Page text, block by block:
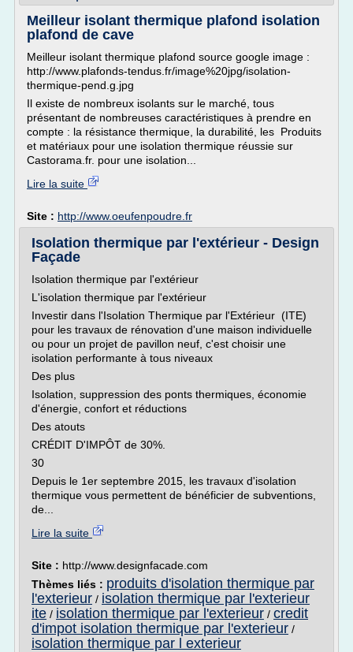
Meilleur isolant thermique plafond isolation
plafond de cave
Meilleur isolant thermique plafond source google image :
http://www.plafonds-tendus.fr/image%20jpg/isolation-
thermique-pend.g.jpg
Il existe de nombreux isolants sur le marché, tous
présentant de nombreuses caractéristiques à prendre en
compte : la résistance thermique, la durabilité, les Produits
et matériaux pour une isolation thermique réussie sur
Castorama.fr. pour une isolation...
Lire la suite
Site : http://www.oeufenpoudre.fr
Isolation thermique par l'extérieur - Design
Façade
Isolation thermique par l'extérieur
L'isolation thermique par l'extérieur
Investir dans l'Isolation Thermique par l'Extérieur (ITE)
pour les travaux de rénovation d'une maison individuelle
ou pour un projet de pavillon neuf, c'est choisir une
isolation performante à tous niveaux
Des plus
Isolation, suppression des ponts thermiques, économie
d'énergie, confort et réductions
Des atouts
CRÉDIT D'IMPÔT de 30%.
30
Depuis le 1er septembre 2015, les travaux d'isolation
thermique vous permettent de bénéficier de subventions,
de...
Lire la suite
Site : http://www.designfacade.com
Thèmes liés : produits d'isolation thermique par
l'exterieur / isolation thermique par l'exterieur
ite / isolation thermique par l'exterieur / credit
d'impot isolation thermique par l'exterieur /
isolation thermique par l exterieur